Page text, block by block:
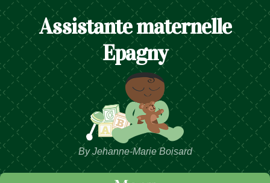
Assistante maternelle
Epagny
By Jehanne-Marie Boisard